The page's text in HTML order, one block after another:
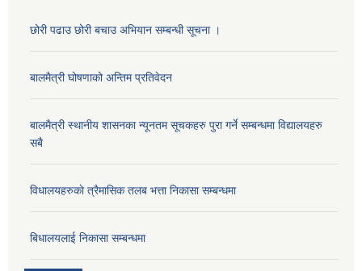
छोरी पढाउ छोरी बचाउ अभियान सम्बन्धी सूचना ।
बालमैत्री घोषणाको अन्तिम प्रतिवेदन
बालमैत्री स्थानीय शासनका न्यूनतम सूचकहरु पुरा गर्ने सम्बन्धमा विद्यालयहरु
सबै
विधालयहरुकाे त्रैमासिक तलब भत्ता निकासा सम्बन्धमा
बिधालयलाई निकासा सम्बन्धमा